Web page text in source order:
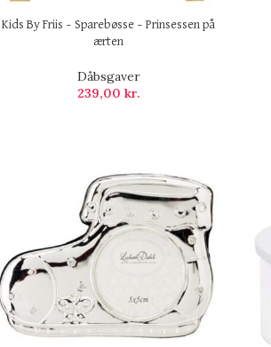
Kids By Friis – Sparebøsse – Prinsessen på
ærten
Dåbsgaver
239,00 kr.